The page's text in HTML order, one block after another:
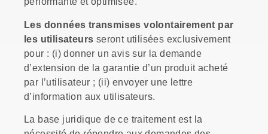
Les données transmises volontairement par
les utilisateurs seront utilisées exclusivement
pour : (i) donner un avis sur la demande
d’extension de la garantie d’un produit acheté
par l’utilisateur ; (ii) envoyer une lettre
d’information aux utilisateurs.
La base juridique de ce traitement est la